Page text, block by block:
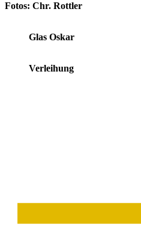
Fotos: Chr. Rottler
Glas Oskar
Verleihung